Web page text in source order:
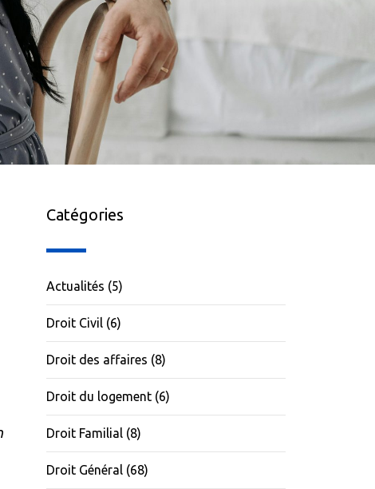
Catégories
Actualités (5)
Droit Civil (6)
Droit des affaires (8)
Droit du logement (6)
Droit Familial (8)
Droit Général (68)